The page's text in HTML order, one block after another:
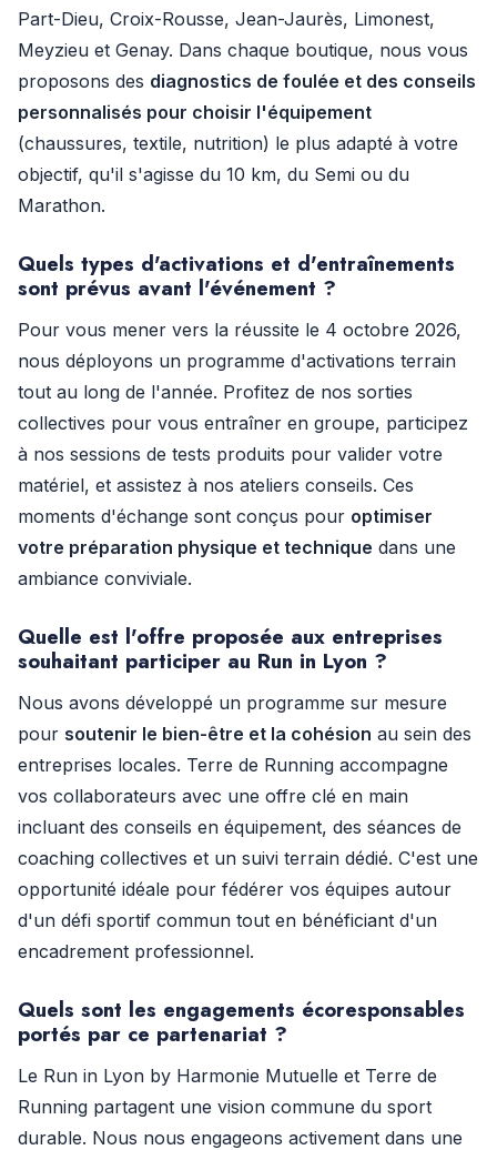
Part-Dieu, Croix-Rousse, Jean-Jaurès, Limonest,
Meyzieu et Genay. Dans chaque boutique, nous vous
proposons des diagnostics de foulée et des conseils
personnalisés pour choisir l'équipement
(chaussures, textile, nutrition) le plus adapté à votre
objectif, qu'il s'agisse du 10 km, du Semi ou du
Marathon.
Quels types d'activations et d'entraînements
sont prévus avant l'événement ?
Pour vous mener vers la réussite le 4 octobre 2026,
nous déployons un programme d'activations terrain
tout au long de l'année. Profitez de nos sorties
collectives pour vous entraîner en groupe, participez
à nos sessions de tests produits pour valider votre
matériel, et assistez à nos ateliers conseils. Ces
moments d'échange sont conçus pour optimiser
votre préparation physique et technique dans une
ambiance conviviale.
Quelle est l'offre proposée aux entreprises
souhaitant participer au Run in Lyon ?
Nous avons développé un programme sur mesure
pour soutenir le bien-être et la cohésion au sein des
entreprises locales. Terre de Running accompagne
vos collaborateurs avec une offre clé en main
incluant des conseils en équipement, des séances de
coaching collectives et un suivi terrain dédié. C'est une
opportunité idéale pour fédérer vos équipes autour
d'un défi sportif commun tout en bénéficiant d'un
encadrement professionnel.
Quels sont les engagements écoresponsables
portés par ce partenariat ?
Le Run in Lyon by Harmonie Mutuelle et Terre de
Running partagent une vision commune du sport
durable. Nous nous engageons activement dans une